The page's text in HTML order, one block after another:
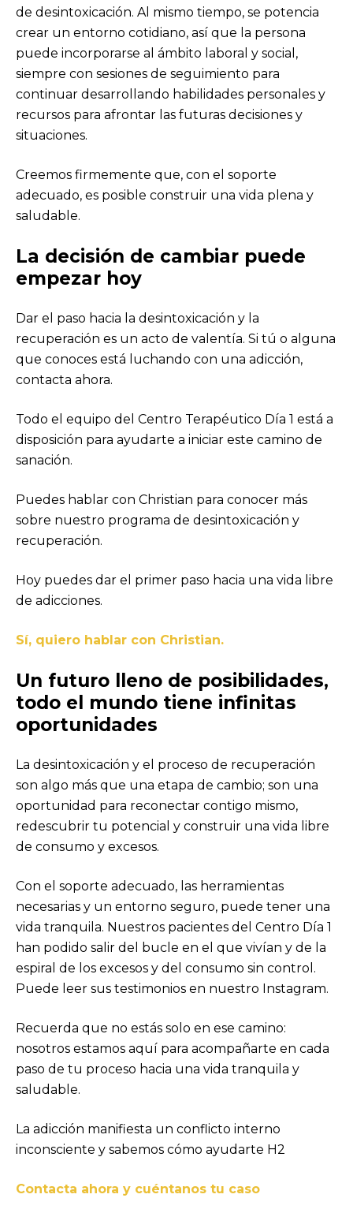
de desintoxicación. Al mismo tiempo, se potencia
crear un entorno cotidiano, así que la persona
puede incorporarse al ámbito laboral y social,
siempre con sesiones de seguimiento para
continuar desarrollando habilidades personales y
recursos para afrontar las futuras decisiones y
situaciones.
Creemos firmemente que, con el soporte
adecuado, es posible construir una vida plena y
saludable.
La decisión de cambiar puede
empezar hoy
Dar el paso hacia la desintoxicación y la
recuperación es un acto de valentía. Si tú o alguna
que conoces está luchando con una adicción,
contacta ahora.
Todo el equipo del Centro Terapéutico Día 1 está a
disposición para ayudarte a iniciar este camino de
sanación.
Puedes hablar con Christian para conocer más
sobre nuestro programa de desintoxicación y
recuperación.
Hoy puedes dar el primer paso hacia una vida libre
de adicciones.
Sí, quiero hablar con Christian.
Un futuro lleno de posibilidades,
todo el mundo tiene infinitas
oportunidades
La desintoxicación y el proceso de recuperación
son algo más que una etapa de cambio; son una
oportunidad para reconectar contigo mismo,
redescubrir tu potencial y construir una vida libre
de consumo y excesos.
Con el soporte adecuado, las herramientas
necesarias y un entorno seguro, puede tener una
vida tranquila. Nuestros pacientes del Centro Día 1
han podido salir del bucle en el que vivían y de la
espiral de los excesos y del consumo sin control.
Puede leer sus testimonios en nuestro Instagram.
Recuerda que no estás solo en ese camino:
nosotros estamos aquí para acompañarte en cada
paso de tu proceso hacia una vida tranquila y
saludable.
La adicción manifiesta un conflicto interno
inconsciente y sabemos cómo ayudarte H2
Contacta ahora y cuéntanos tu caso